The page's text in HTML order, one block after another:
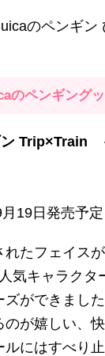
のペンギン
のペンギング
ン Trip×Train
19日発売予定
れたフェイス
気キャラクタ
ズができまし
のが嬉しい、
ルにはすべり